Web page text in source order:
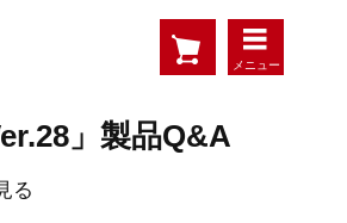
メニュー
」製品Q&A
る